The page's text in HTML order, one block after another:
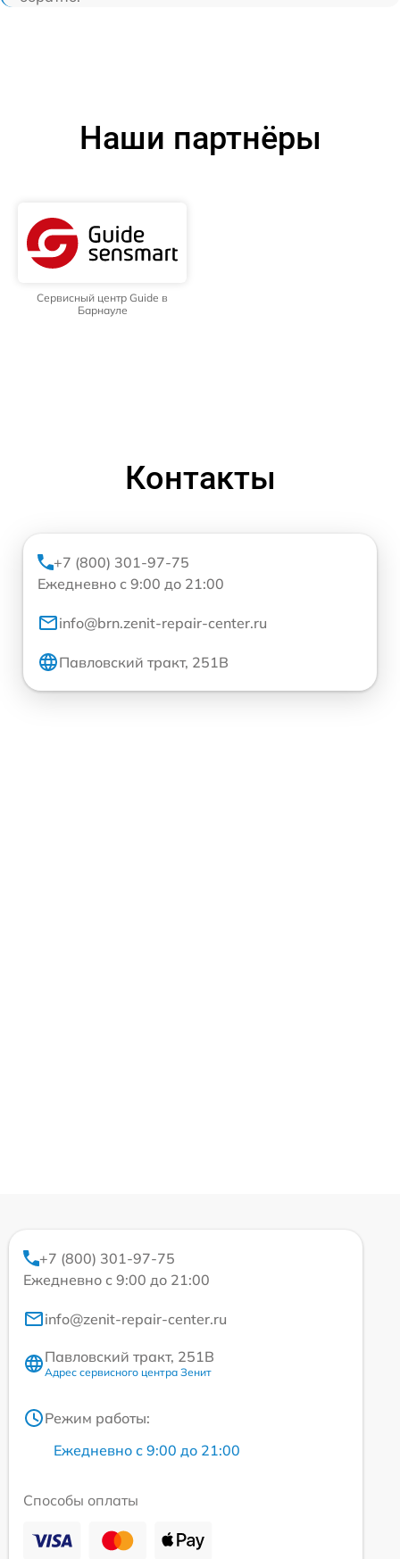
Наши партнёры
Сервисный центр Guide в
Барнауле
Контакты
+7 (800) 301-97-75
Ежедневно с 9:00 до 21:00
info@brn.zenit-repair-center.ru
Павловский тракт, 251В
+7 (800) 301-97-75
Ежедневно с 9:00 до 21:00
info@zenit-repair-center.ru
Павловский тракт, 251В
Адрес сервисного центра Зенит
Режим работы:
Ежедневно с 9:00 до 21:00
Способы оплаты